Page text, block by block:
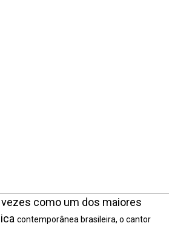
como um dos maiores
contemporânea brasileira, o cantor